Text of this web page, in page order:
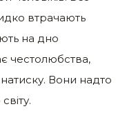
втрачають
на дно
честолюбства,
Вони надто